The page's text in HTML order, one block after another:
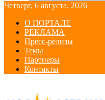
Четверг, 6 августа, 2026
О ПОРТАЛЕ
РЕКЛАМА
Пресс-релизы
Темы
Партнеры
Контакты